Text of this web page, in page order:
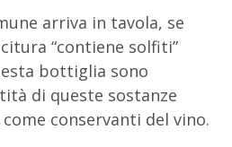
arriva in tavola, se
“contiene solfiti”
bottiglia sono
di queste sostanze
conservanti del vino.